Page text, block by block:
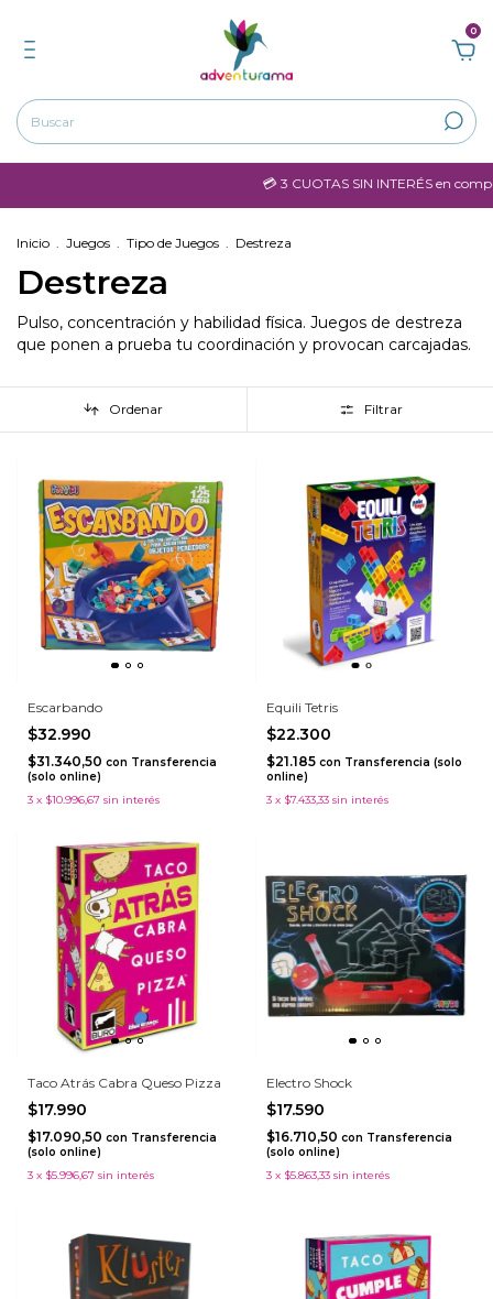
0
💳 3 CUOTAS SIN INTERÉS en compras
Inicio . Juegos . Tipo de Juegos . Destreza
Destreza
Pulso, concentración y habilidad física. Juegos de destreza
que ponen a prueba tu coordinación y provocan carcajadas.
Ordenar Filtrar
Escarbando
$32.990
$31.340,50 con Transferencia
(solo online)
3 x $10.996,67 sin interés
Equili Tetris
$22.300
$21.185 con Transferencia (solo
online)
3 x $7.433,33 sin interés
Taco Atrás Cabra Queso Pizza
$17.990
$17.090,50 con Transferencia
(solo online)
3 x $5.996,67 sin interés
Electro Shock
$17.590
$16.710,50 con Transferencia
(solo online)
3 x $5.863,33 sin interés